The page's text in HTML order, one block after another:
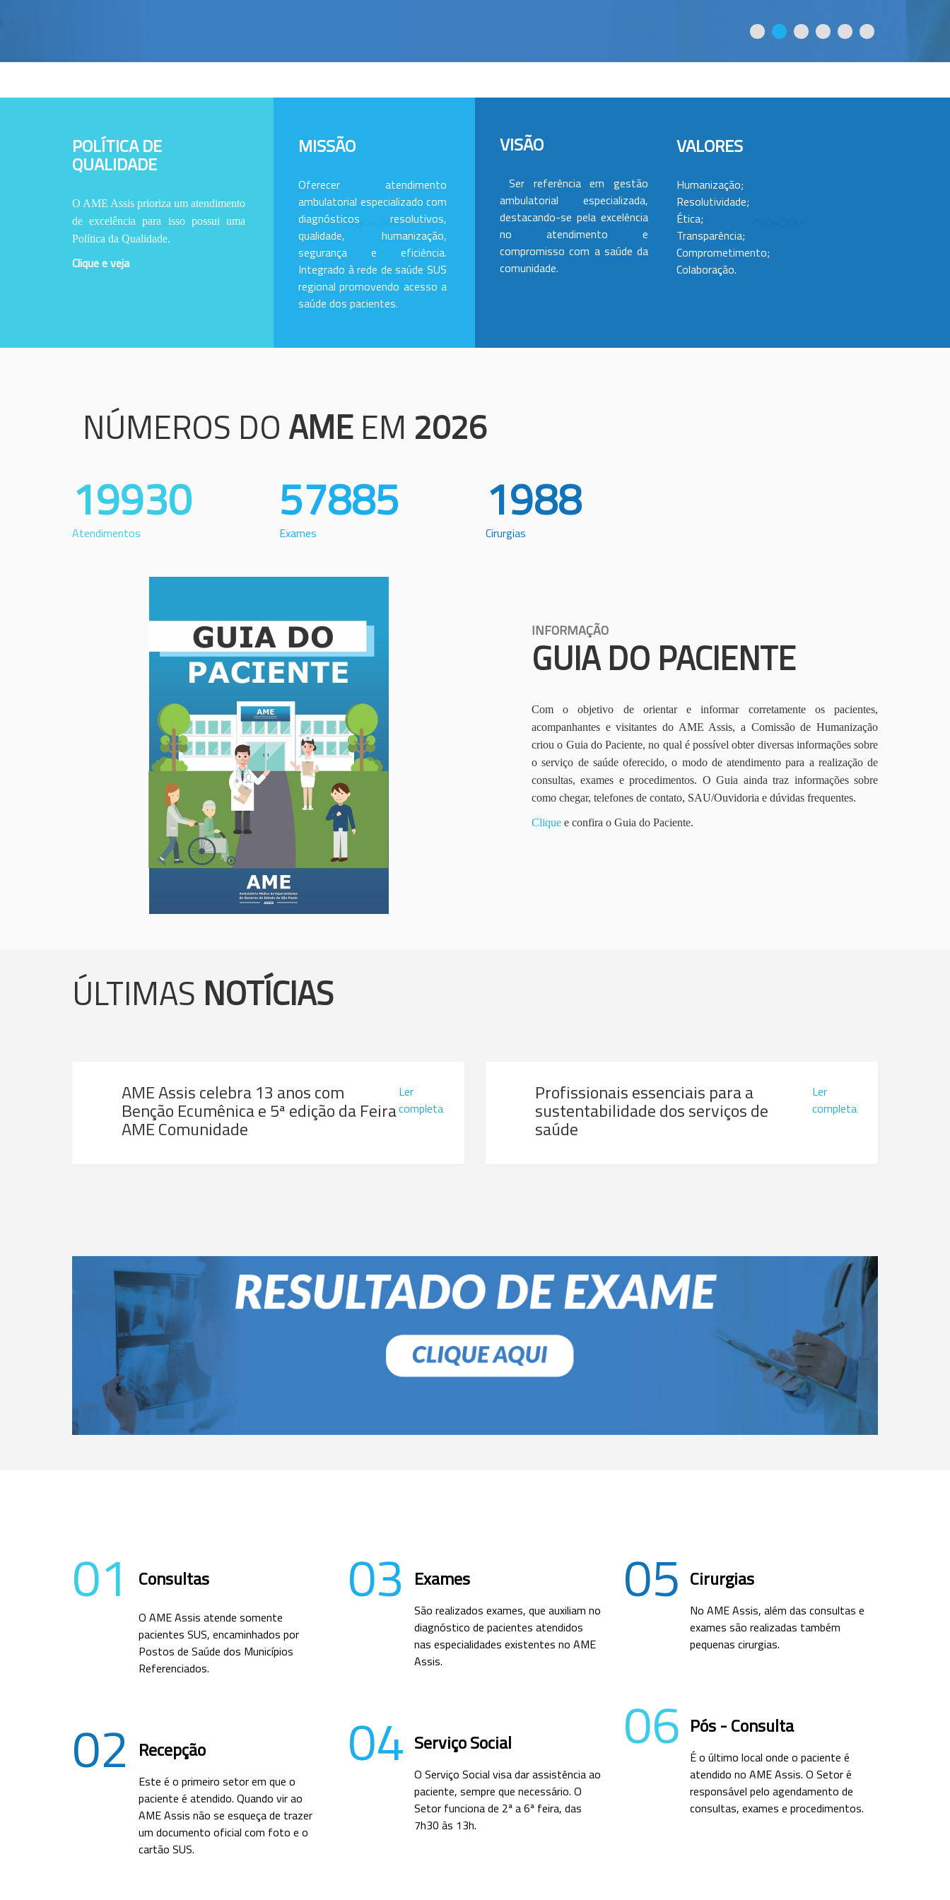
POLÍTICA DE
QUALIDADE
O AME Assis prioriza um atendimento
de excelência para isso possui uma
Política da Qualidade.
Clique e veja
MISSÃO
Oferecer atendimento
ambulatorial especializado com
diagnósticos resolutivos,
qualidade, humanização,
segurança e eficiência.
Integrado à rede de saúde SUS
regional promovendo acesso a
saúde dos pacientes.
VISÃO
Ser referência em gestão
ambulatorial especializada,
destacando-se pela excelência
no atendimento e
compromisso com a saúde da
comunidade.
VALORES
Humanização;
Resolutividade;
Ética;
Transparência;
Comprometimento;
Colaboração.
NÚMEROS DO AME EM 2026
19930
Atendimentos
57885
Exames
1988
Cirurgias
INFORMAÇÃO
GUIA DO PACIENTE
Com o objetivo de orientar e informar corretamente os pacientes,
acompanhantes e visitantes do AME Assis, a Comissão de Humanização
criou o Guia do Paciente, no qual é possível obter diversas informações sobre
o serviço de saúde oferecido, o modo de atendimento para a realização de
consultas, exames e procedimentos. O Guia ainda traz informações sobre
como chegar, telefones de contato, SAU/Ouvidoria e dúvidas frequentes.
Clique e confira o Guia do Paciente.
ÚLTIMAS NOTÍCIAS
AME Assis celebra 13 anos com
Benção Ecumênica e 5ª edição da Feira
AME Comunidade
Ler
completa
Profissionais essenciais para a
sustentabilidade dos serviços de
saúde
Ler
completa
01 Consultas
O AME Assis atende somente
pacientes SUS, encaminhados por
Postos de Saúde dos Municípios
Referenciados.
02 Recepção
Este é o primeiro setor em que o
paciente é atendido. Quando vir ao
AME Assis não se esqueça de trazer
um documento oficial com foto e o
cartão SUS.
03 Exames
São realizados exames, que auxiliam no
diagnóstico de pacientes atendidos
nas especialidades existentes no AME
Assis.
04 Serviço Social
O Serviço Social visa dar assistência ao
paciente, sempre que necessário. O
Setor funciona de 2ª a 6ª feira, das
7h30 às 13h.
05 Cirurgias
No AME Assis, além das consultas e
exames são realizadas também
pequenas cirurgias.
06 Pós - Consulta
É o último local onde o paciente é
atendido no AME Assis. O Setor é
responsável pelo agendamento de
consultas, exames e procedimentos.